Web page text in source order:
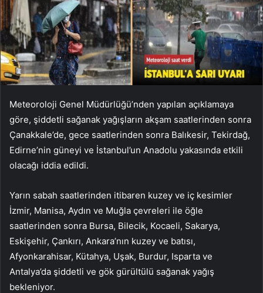
Meteoroloji Genel Müdürlüğü’nden yapılan açıklamaya
göre, şiddetli sağanak yağışların akşam saatlerinden sonra
Çanakkale’de, gece saatlerinden sonra Balıkesir, Tekirdağ,
Edirne’nin güneyi ve İstanbul’un Anadolu yakasında etkili
olacağı iddia edildi.
Yarın sabah saatlerinden itibaren kuzey ve iç kesimler
İzmir, Manisa, Aydın ve Muğla çevreleri ile öğle
saatlerinden sonra Bursa, Bilecik, Kocaeli, Sakarya,
Eskişehir, Çankırı, Ankara’nın kuzey ve batısı,
Afyonkarahisar, Kütahya, Uşak, Burdur, Isparta ve
Antalya’da şiddetli ve gök gürültülü sağanak yağış
bekleniyor.